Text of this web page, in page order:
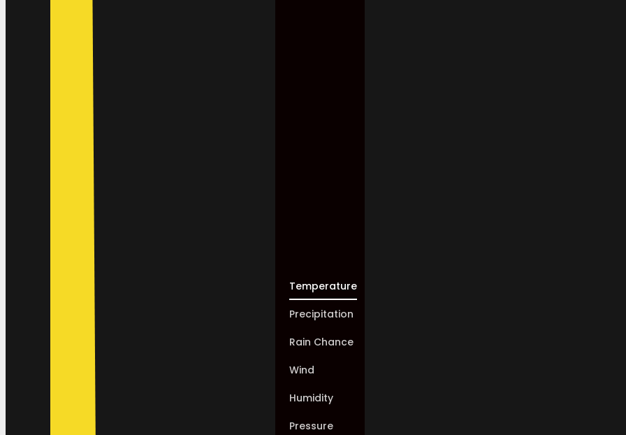
Temperature
Precipitation
Rain Chance
Wind
Humidity
Pressure